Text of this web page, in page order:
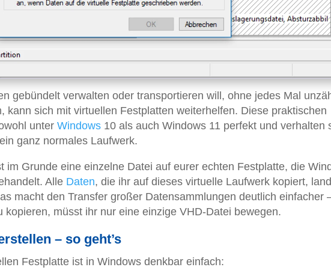
gebündelt verwalten oder transportieren will, ohne jedes Mal
kann sich mit virtuellen Festplatten weiterhelfen. Diese praktischen
unter Windows 10 als auch Windows 11 perfekt und verhalten
ganz normales Laufwerk.
im Grunde eine einzelne Datei auf eurer echten Festplatte, die
Alle Daten, die ihr auf dieses virtuelle Laufwerk kopiert,
macht den Transfer großer Datensammlungen deutlich einfacher
kopieren, müsst ihr nur eine einzige VHD-Datei bewegen.
– so geht’s
Festplatte ist in Windows denkbar einfach: